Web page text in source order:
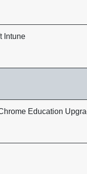
Intune
Education